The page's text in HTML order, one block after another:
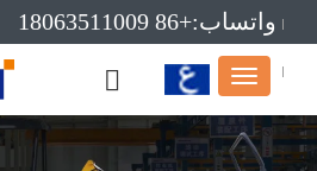
واتساب:+86 18063511009
بريد إلكتروني:info@kaisanmachinery.com